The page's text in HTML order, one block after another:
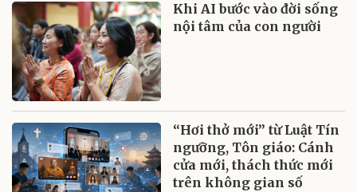
Khi AI bước vào đời sống
nội tâm của con người
“Hơi thở mới” từ Luật Tín
ngưỡng, Tôn giáo: Cánh
cửa mới, thách thức mới
trên không gian số